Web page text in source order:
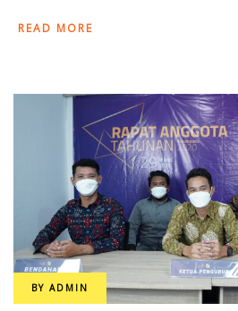
READ MORE
BY ADMIN